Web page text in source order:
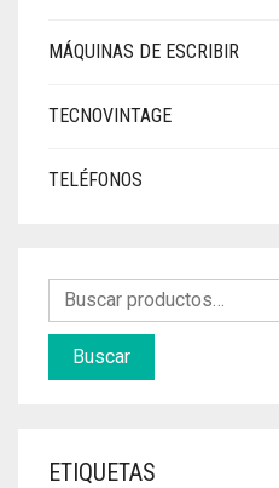
MÁQUINAS DE ESCRIBIR
TECNOVINTAGE
TELÉFONOS
Buscar
ETIQUETAS